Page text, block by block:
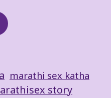
marathi sex katha
story